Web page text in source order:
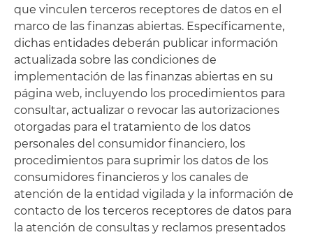
que vinculen terceros receptores de datos en el
marco de las finanzas abiertas. Específicamente,
dichas entidades deberán publicar información
actualizada sobre las condiciones de
implementación de las finanzas abiertas en su
página web, incluyendo los procedimientos para
consultar, actualizar o revocar las autorizaciones
otorgadas para el tratamiento de los datos
personales del consumidor financiero, los
procedimientos para suprimir los datos de los
consumidores financieros y los canales de
atención de la entidad vigilada y la información de
contacto de los terceros receptores de datos para
la atención de consultas y reclamos presentados